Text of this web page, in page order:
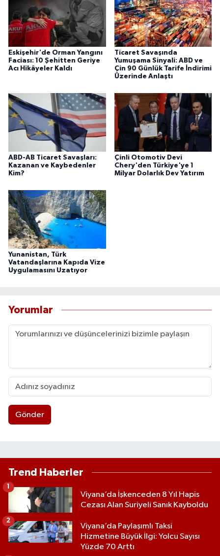
Eskişehir'de Orman Yangını
Faciası: 10 Şehitten Geriye
Acı Hikâyeler Kaldı
Ticaret Savaşında
Yumuşama Sinyali: ABD ve
Çin 90 Günlük Tarife İndirimi
Üzerinde Anlaştı
ABD-AB Ticaret Savaşları:
Kazanan ve Kaybedenler
Kim?
Çinli Otomotiv Devi
Chery'den Türkiye'ye 1
Milyar Dolarlık Dev Yatırım
Yunanistan, Türk
Vatandaşlarına Kapıda Vize
Uygulamasını Uzatıyor
Yorumlar
Gönder
Trend Haberler
Viyana’da İşkenceden 8 Yıl Hapis
Cezası Alan Suriyeli Sanık Kayboldu
1
Viyana’da Paylaşımlı Taksi
Hizmetine Büyük İlgi: Yolcu Sayısı
Yüzde 70 Arttı
2